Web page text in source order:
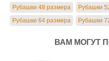
Рубашки 48 размера Рубашки
Рубашки 64 размера
Рубашки
ВАМ МОГУТ